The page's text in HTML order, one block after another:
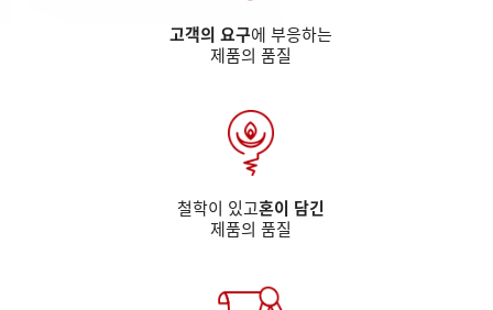
고객의 요구에 부응하는
제품의 품질
철학이 있고혼이 담긴
제품의 품질